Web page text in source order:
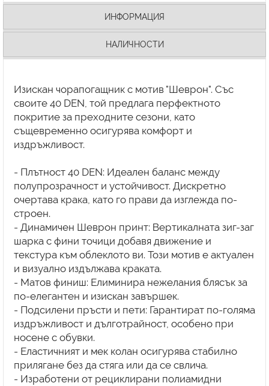
ИНФОРМАЦИЯ
НАЛИЧНОСТИ
Изискан чорапогащник с мотив "Шеврон". Със
своите 40 DEN, той предлага перфектното
покритие за преходните сезони, като
същевременно осигурява комфорт и
издръжливост.
- Плътност 40 DEN: Идеален баланс между
полупрозрачност и устойчивост. Дискретно
очертава крака, като го прави да изглежда по-
строен.
- Динамичен Шеврон принт: Вертикалната зиг-заг
шарка с фини точици добавя движение и
текстура към облеклото ви. Този мотив е актуален
и визуално издължава краката.
- Матов финиш: Елиминира нежелания блясък за
по-елегантен и изискан завършек.
- Подсилени пръсти и пети: Гарантират по-голяма
издръжливост и дълготрайност, особено при
носене с обувки.
- Еластичният и мек колан осигурява стабилно
прилягане без да стяга или да се свлича.
- Изработени от рециклирани полиамидни